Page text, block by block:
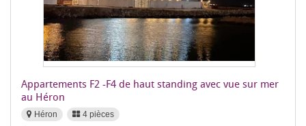
Appartements F2 -F4 de haut standing avec vue sur mer
au Héron
Héron 4 pièces